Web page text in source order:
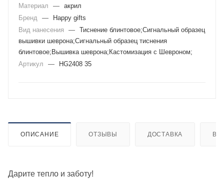
Материал
— акрил
Бренд
—
Happy gifts
Вид нанесения
— Тиснение блинтовое;Сигнальный образец
вышивки шеврона;Сигнальный образец тиснения
блинтовое;Вышивка шеврона;Кастомизация с Шевроном;
Артикул
— HG2408 35
ОПИСАНИЕ ОТЗЫВЫ ДОСТАВКА
Дарите тепло и заботу!